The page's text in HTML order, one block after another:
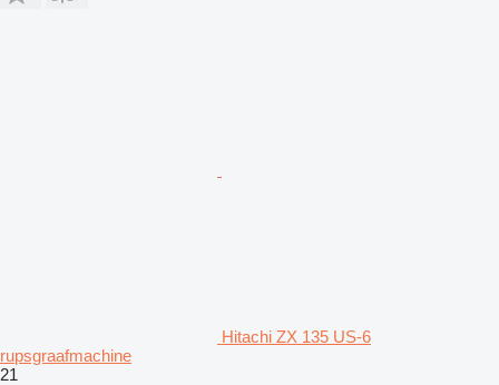
Hitachi ZX 135 US-6
rupsgraafmachine
21